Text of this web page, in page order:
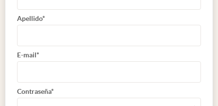
Apellido*
E-mail*
Contraseña*